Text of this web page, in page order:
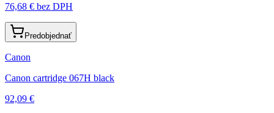
76,68 € bez DPH
Predobjednať
Canon
Canon cartridge 067H black
92,09 €